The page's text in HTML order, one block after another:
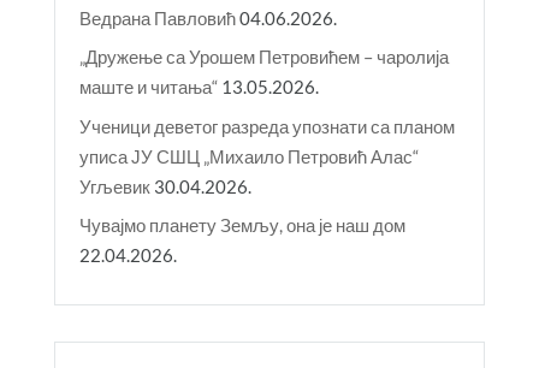
Ведрана Павловић04.06.2026.
„Дружење са Урошем Петровићем – чаролија
маште и читања“ 13.05.2026.
Ученици деветог разреда упознати са планом
уписа ЈУ СШЦ „Михаило Петровић Алас“
Угљевик 30.04.2026.
Чувајмо планету Земљу, она је наш дом
22.04.2026.